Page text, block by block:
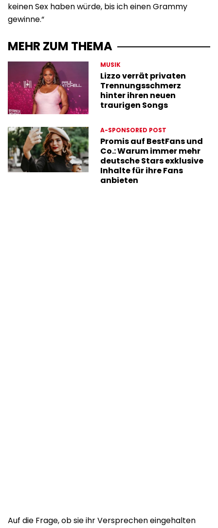
keinen Sex haben würde, bis ich einen Grammy
gewinne.“
MEHR ZUM THEMA
MUSIK
Lizzo verrät privaten
Trennungsschmerz
hinter ihren neuen
traurigen Songs
A-SPONSORED POST
Promis auf BestFans und
Co.: Warum immer mehr
deutsche Stars exklusive
Inhalte für ihre Fans
anbieten
Auf die Frage, ob sie ihr Versprechen eingehalten